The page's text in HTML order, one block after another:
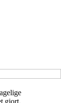
gjort.